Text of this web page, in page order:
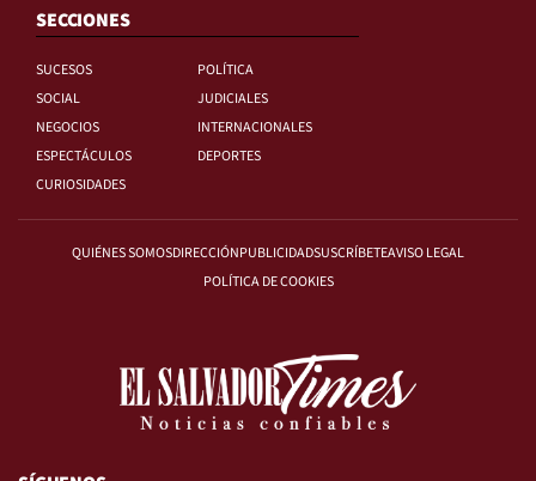
SECCIONES
SUCESOS
POLÍTICA
SOCIAL
JUDICIALES
NEGOCIOS
INTERNACIONALES
ESPECTÁCULOS
DEPORTES
CURIOSIDADES
QUIÉNES SOMOSDIRECCIÓNPUBLICIDADSUSCRÍBETEAVISO LEGAL
POLÍTICA DE COOKIES